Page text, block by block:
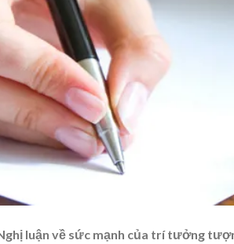
luận về sức mạnh của trí tưởng